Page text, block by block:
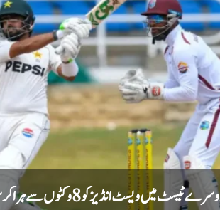
ویسٹ انڈیز کو 8 وکٹوں سے ہرا کر سیریز 1-1 سے برابر کردی